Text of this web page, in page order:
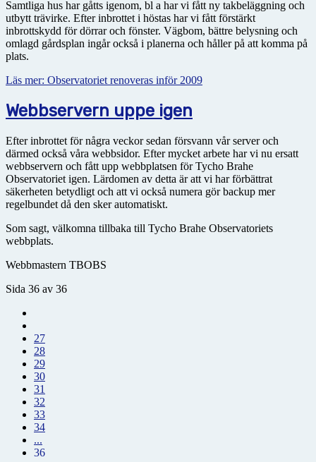
Samtliga hus har gåtts igenom, bl a har vi fått ny takbeläggning och
utbytt trävirke. Efter inbrottet i höstas har vi fått förstärkt
inbrottskydd för dörrar och fönster. Vägbom, bättre belysning och
omlagd gårdsplan ingår också i planerna och håller på att komma på
plats.
Läs mer: Observatoriet renoveras inför 2009
Webbservern uppe igen
Efter inbrottet för några veckor sedan försvann vår server och
därmed också våra webbsidor. Efter mycket arbete har vi nu ersatt
webbservern och fått upp webbplatsen för Tycho Brahe
Observatoriet igen. Lärdomen av detta är att vi har förbättrat
säkerheten betydligt och att vi också numera gör backup mer
regelbundet då den sker automatiskt.
Som sagt, välkomna tillbaka till Tycho Brahe Observatoriets
webbplats.
Webbmastern TBOBS
Sida 36 av 36
27
28
29
30
31
32
33
34
...
36